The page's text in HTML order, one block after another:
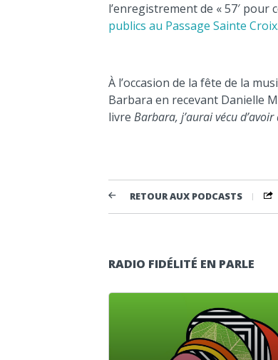
l’enregistrement de « 57′ pour
publics au Passage Sainte Croix.
À l’occasion de la fête de la
Barbara en recevant Danielle
livre Barbara, j’aurai vécu
RETOUR AUX PODCASTS
RADIO FIDÉLITÉ EN PARLE
Lecteur audio